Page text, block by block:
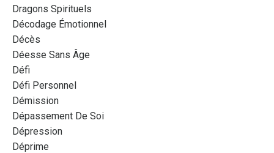
Dragons Spirituels
Décodage Émotionnel
Décès
Déesse Sans Âge
Défi
Défi Personnel
Démission
Dépassement De Soi
Dépression
Déprime